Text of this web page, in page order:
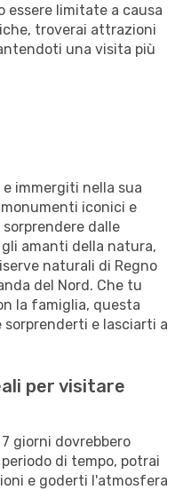
essere limitate a causa
troverai attrazioni
una visita più
immergiti nella sua
iconici e
dalle
amanti della natura,
naturali di Regno
del Nord. Che tu
la famiglia, questa
sorprenderti e lasciarti a
per visitare
giorni dovrebbero
di tempo, potrai
e goderti l'atmosfera